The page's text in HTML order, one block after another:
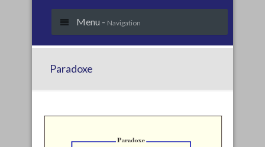
Menu - Navigation
Paradoxe